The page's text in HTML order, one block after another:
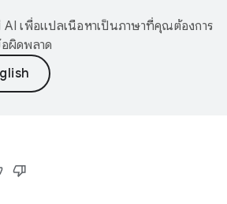
AI เพื่อแปลเนื้อหาเป็นภาษาที่คุณต้องการ
ผิดพลาด